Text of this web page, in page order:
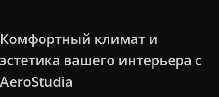
Комфортный климат и
эстетика вашего интерьера с
AeroStudia